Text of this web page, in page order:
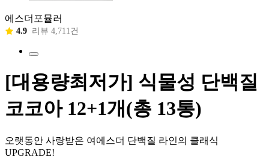
에스더포뮬러
4.9 리뷰 4,711건
[대용량최저가] 식물성 단백질
코코아 12+1개(총 13통)
오랫동안 사랑받은 여에스더 단백질 라인의 클래식
UPGRADE!